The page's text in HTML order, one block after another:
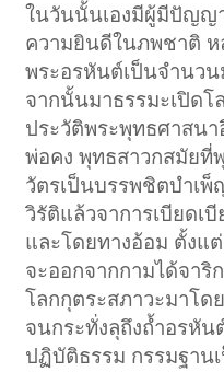
ในวันนั้นเองมีผู้มีปัญญ
ความยินดีในภพชาติ ห
พระอรหันต์เป็นจำนวน
จากนั้นมาธรรมะเปิดโ
ประวัติพระพุทธศาสนา
พ่อคง พุทธสาวกสมัยที่
วัตรเป็นบรรพชิตบำเพ็
วิรัติแล้วจาการเบียดเ
และโดยทางอ้อม ตั้งแ
จะออกจากกามได้จา
โลกกุตระสภาวะมาโด
จนกระทั่งลุถึงถ้ำอรหั
ปฏิบัติธรรม กรรมฐาน